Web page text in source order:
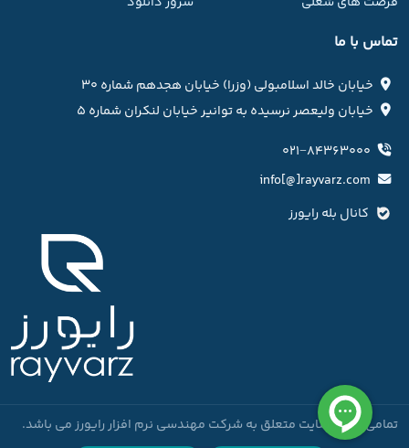
تماس با ما
خیابان خالد اسلامبولی (وزرا) خیابان هجدهم شماره ۳۰
خیابان ولیعصر نرسیده به توانیر خیابان لنکران شماره ۵
۰۲۱−۸۴۳۶۳۰۰۰
info[@]rayvarz.com
کانال بله رایورز
تمامی امتیاز سایت متعلق به شرکت مهندسی نرم افزار رایورز می باشد.